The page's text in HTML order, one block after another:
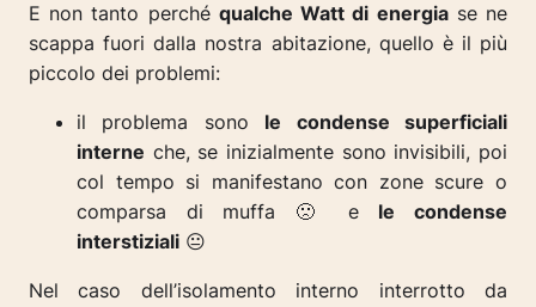
E non tanto perché qualche Watt di energiase ne
scappa fuori dalla nostra abitazione, quello è il più
piccolo dei problemi:
il problema sono le condense superficiali
interne che, se inizialmente sono invisibili, poi
col tempo si manifestano con zone scure o
comparsa di muffa 🙁 e le condense
interstiziali 😐
Nel caso dell’isolamento interno interrotto da